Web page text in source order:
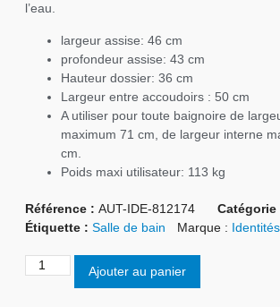
l’eau.
largeur assise: 46 cm
profondeur assise: 43 cm
Hauteur dossier: 36 cm
Largeur entre accoudoirs : 50 cm
A utiliser pour toute baignoire de
maximum 71 cm, de largeur interne
cm.
Poids maxi utilisateur: 113 kg
Référence : AUT-IDE-812174 Catégorie
Étiquette : Salle de bain Marque : Identités
Ajouter au panier